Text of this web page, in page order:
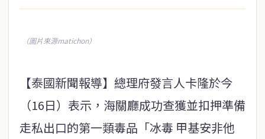
（圖片來源matichon）
【泰國新聞報導】總理府發言人卡隆於今
（16日）表示，海關廳成功查獲並扣押準備
走私出口的第一類毒品「冰毒 甲基安非他